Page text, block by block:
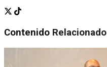
Contenido Relacionado